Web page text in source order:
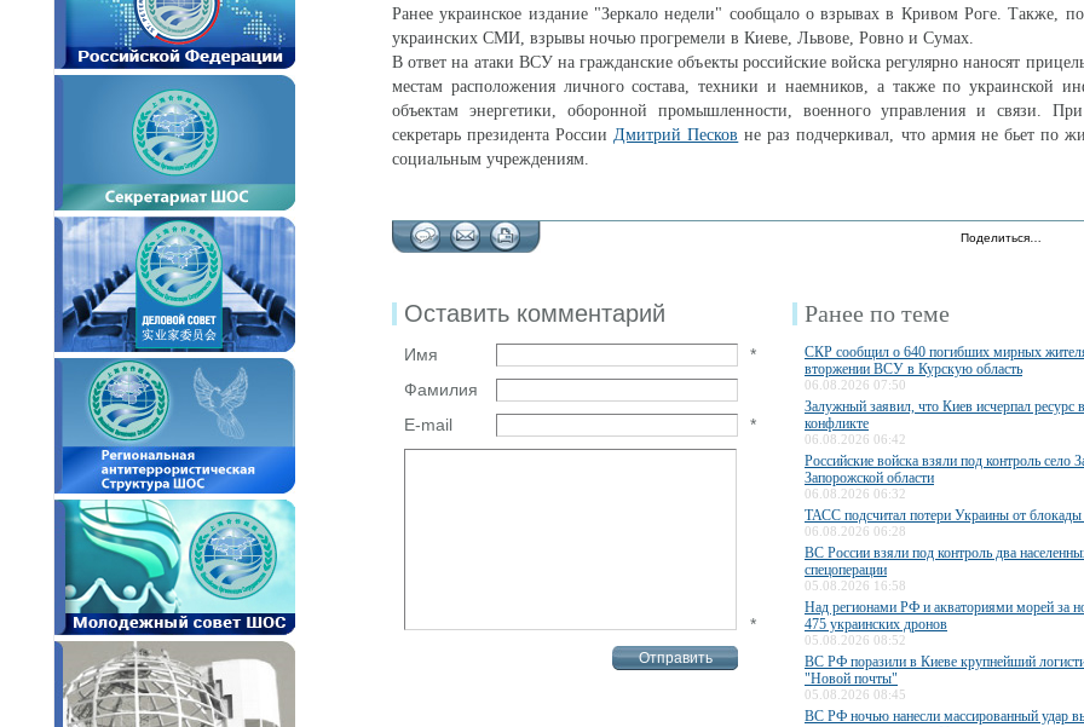
Ранее украинское издание "Зеркало недели" сообщало о взрывах в Кривом Роге. Также,
украинских СМИ, взрывы ночью прогремели в Киеве, Львове, Ровно и Сумах.
В ответ на атаки ВСУ на гражданские объекты российские войска регулярно наносят
местам расположения личного состава, техники и наемников, а также по украинской
объектам энергетики, оборонной промышленности, военного управления и связи.
секретарь президента РоссииДмитрий Песков не раз подчеркивал, что армия не бьет по
социальным учреждениям.
Поделиться…
Оставить комментарий
Имя
*
Фамилия
E-mail
*
*
Ранее по теме
СКР сообщил о 640 погибших мирных
вторжении ВСУ в Курскую область
06.08.2026 07:50
Залужный заявил, что Киев исчерпал ресурс
конфликте
06.08.2026 06:42
Российские войска взяли под контроль село
Запорожской области
06.08.2026 06:32
ТАСС подсчитал потери Украины от блокады
06.08.2026 06:28
ВС России взяли под контроль два
спецоперации
05.08.2026 16:58
Над регионами РФ и акваториями морей за
475 украинских дронов
05.08.2026 08:52
ВС РФ поразили в Киеве крупнейший
"Новой почты"
05.08.2026 08:45
ВС РФ ночью нанесли массированный удар